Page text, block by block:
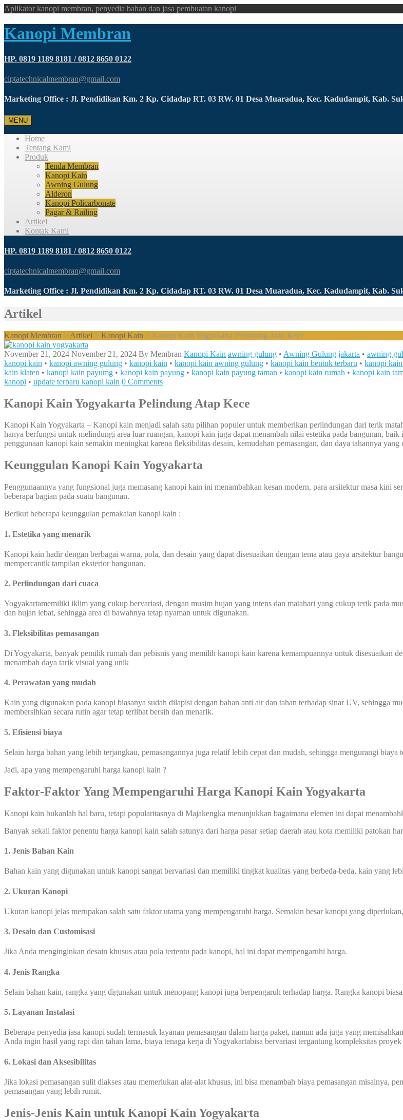
Aplikator kanopi membran, penyedia bahan dan jasa pembuatan kanopi
Kanopi Membran
HP. 0819 1189 8181 / 0812 8650 0122
ciptatechnicalmembran@gmail.com
Marketing Office : Jl. Pendidikan Km. 2 Kp. Cidadap RT. 03 RW. 01 Desa Muaradua, Kec. Kadudampit, Kab.
MENU
Home
Tentang Kami
Produk
Tenda Membran
Kanopi Kain
Awning Gulung
Alderon
Kanopi Policarbonate
Pagar & Railing
Artikel
Kontak Kami
HP. 0819 1189 8181 / 0812 8650 0122
ciptatechnicalmembran@gmail.com
Marketing Office : Jl. Pendidikan Km. 2 Kp. Cidadap RT. 03 RW. 01 Desa Muaradua, Kec. Kadudampit, Kab.
Artikel
Kanopi Membran > Artikel > Kanopi Kain > Kanopi Kain Yogyakarta Pelindung Atap Kece
November 21, 2024 November 21, 2024 By Membran Kanopi Kain awning gulung • Awning Gulung jakarta • awning
kanopi kain • kanopi awning gulung • kanopi kain • kanopi kain awning gulung • kanopi kain bentuk terbaru • kanopi
kain klaten • kanopi kain payumg • kanopi kain payung • kanopi kain payung taman • kanopi kain rumah • kanopi kain
kanopi • update terbaru kanopi kain 0 Comments
Kanopi Kain Yogyakarta Pelindung Atap Kece
Kanopi Kain Yogyakarta – Kanopi kain menjadi salah satu pilihan populer untuk memberikan perlindungan dari terik
hanya berfungsi untuk melindungi area luar ruangan, kanopi kain juga dapat menambah nilai estetika pada bangunan,
penggunaan kanopi kain semakin meningkat karena fleksibilitas desain, kemudahan pemasangan, dan daya tahannya yang
Keunggulan Kanopi Kain Yogyakarta
Penggunaannya yang fungsional juga memasang kanopi kain ini menambahkan kesan modern, para arsitektur masa kini
beberapa bagian pada suatu bangunan.
Berikut beberapa keunggulan pemakaian kanopi kain :
1. Estetika yang menarik
Kanopi kain hadir dengan berbagai warna, pola, dan desain yang dapat disesuaikan dengan tema atau gaya arsitektur
mempercantik tampilan eksterior bangunan.
2. Perlindungan dari cuaca
Yogyakartamemiliki iklim yang cukup bervariasi, dengan musim hujan yang intens dan matahari yang cukup terik pada
dan hujan lebat, sehingga area di bawahnya tetap nyaman untuk digunakan.
3. Fleksibilitas pemasangan
Di Yogyakarta, banyak pemilik rumah dan pebisnis yang memilih kanopi kain karena kemampuannya untuk disesuaikan
menambah daya tarik visual yang unik
4. Perawatan yang mudah
Kain yang digunakan pada kanopi biasanya sudah dilapisi dengan bahan anti air dan tahan terhadap sinar UV, sehingga
membersihkan secara rutin agar tetap terlihat bersih dan menarik.
5. Efisiensi biaya
Selain harga bahan yang lebih terjangkau, pemasangannya juga relatif lebih cepat dan mudah, sehingga mengurangi biaya
Jadi, apa yang mempengaruhi harga kanopi kain ?
Faktor-Faktor Yang Mempengaruhi Harga Kanopi Kain Yogyakarta
Kanopi kain bukanlah hal baru, tetapi popularitasnya di Majakengka menunjukkan bagaimana elemen ini dapat
Banyak sekali faktor penentu harga kanopi kain salah satunya dari harga pasar setiap daerah atau kota memiliki patokan
1. Jenis Bahan Kain
Bahan kain yang digunakan untuk kanopi sangat bervariasi dan memiliki tingkat kualitas yang berbeda-beda, kain yang
2. Ukuran Kanopi
Ukuran kanopi jelas merupakan salah satu faktor utama yang mempengaruhi harga. Semakin besar kanopi yang
3. Desain dan Customisasi
Jika Anda menginginkan desain khusus atau pola tertentu pada kanopi, hal ini dapat mempengaruhi harga.
4. Jenis Rangka
Selain bahan kain, rangka yang digunakan untuk menopang kanopi juga berpengaruh terhadap harga. Rangka kanopi
5. Layanan Instalasi
Beberapa penyedia jasa kanopi sudah termasuk layanan pemasangan dalam harga paket, namun ada juga yang
Anda ingin hasil yang rapi dan tahan lama, biaya tenaga kerja di Yogyakartabisa bervariasi tergantung kompleksitas proyek
6. Lokasi dan Aksesibilitas
Jika lokasi pemasangan sulit diakses atau memerlukan alat-alat khusus, ini bisa menambah biaya pemasangan misalnya,
pemasangan yang lebih rumit.
Jenis-Jenis Kain untuk Kanopi Kain Yogyakarta